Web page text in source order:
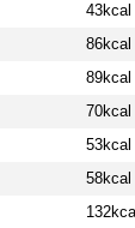
43kcal
86kcal
89kcal
70kcal
53kcal
58kcal